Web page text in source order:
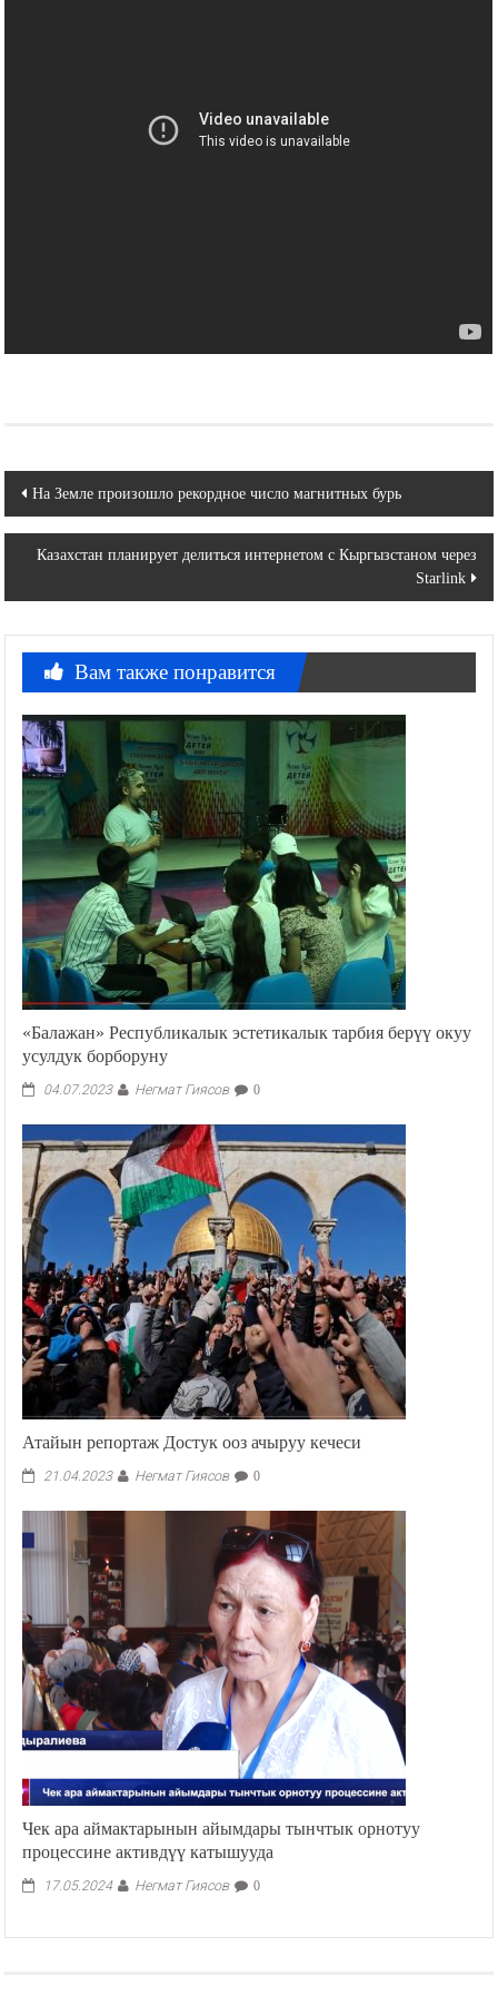
Навигация
по
записям
На Земле произошло рекордное число магнитных бурь
Казахстан планирует делиться интернетом с Кыргызстаном через
Starlink
Вам также понравится
«Балажан» Республикалык эстетикалык тарбия берүү окуу
усулдук борборуну
04.07.2023 Негмат Гиясов 0
Атайын репортаж Достук ооз ачыруу кечеси
21.04.2023 Негмат Гиясов 0
Чек ара аймактарынын айымдары тынчтык орнотуу
процессине активдүү катышууда
17.05.2024 Негмат Гиясов 0